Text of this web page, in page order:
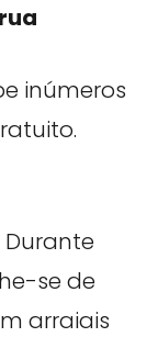
inúmeros
Durante
se de
arraiais